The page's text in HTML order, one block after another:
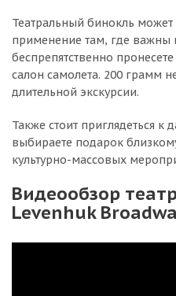
Театральный бинокль
применение там, где
беспрепятственно
салон самолета. 200 грамм
длительной экскурсии.
Также стоит приглядеться
выбираете подарок
культурно-массовых
Видеообзор
Levenhuk